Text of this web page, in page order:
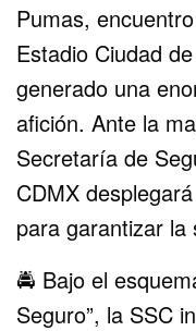
Pumas,
Estadio Ciudad
generado una
afición. Ante la
Secretaría de
CDMX
para garantizar la
🚔 Bajo el
Seguro”, la SSC